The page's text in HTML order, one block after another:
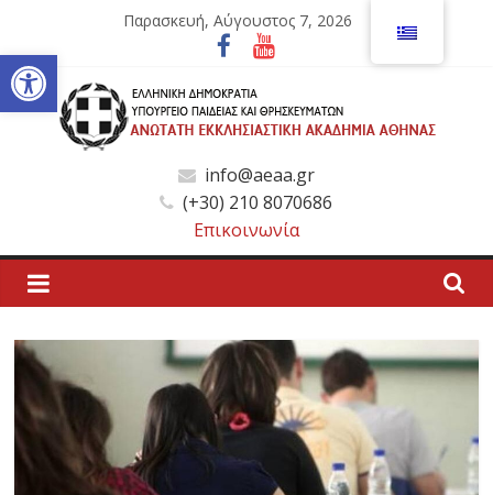
Ανοίξτε τη γραμμή εργαλείων
περιεχόμενο
Παρασκευή, Αύγουστος 7, 2026
Ανώτατη
Εκκλησιαστική
Ακαδημία
Αθηνών
Ανώτατη
Εκκλησιαστική
Ακαδημία
info@aeaa.gr
(+30) 210 8070686
Επικοινωνία